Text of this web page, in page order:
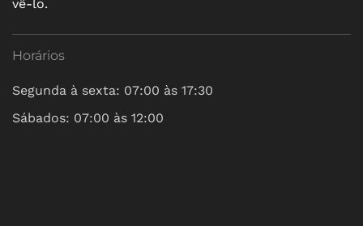
vê-lo.
Horários
Segunda à sexta: 07:00 às 17:30
Sábados: 07:00 às 12:00